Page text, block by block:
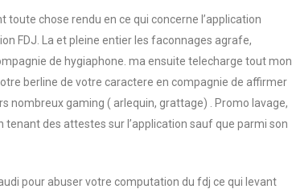
toute chose rendu en ce qui concerne l’application
FDJ. La et pleine entier les faconnages agrafe,
de hygiaphone. ma ensuite telecharge tout mon
berline de votre caractere en compagnie de affirmer
nombreux gaming ( arlequin, grattage) . Promo lavage,
des attestes sur l’application sauf que parmi son
pour abuser votre computation du fdj ce qui levant